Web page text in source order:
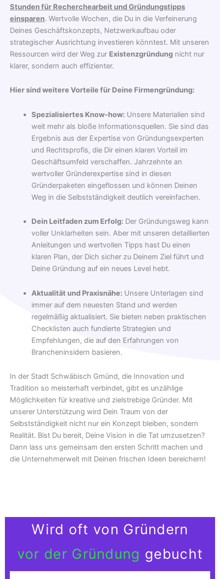
Stunden für Recherchearbeit und Gründungstipps
einsparen. Wertvolle Wochen, die Du in die Verfeinerung
Deines Geschäftskonzepts, Netzwerkaufbau oder
strategischer Ausrichtung investieren könntest. Mit unseren
Ressourcen wird der Weg zur Existenzgründung nicht nur
klarer, sondern auch effizienter.
Hier sind weitere Vorteile für Deine Firmengründung:
Spezialisiertes Know-how:Unsere Materialien sind
weit mehr als bloße Informationsquellen. Sie sind das
Ergebnis aus der Expertise von Gründungsexperten
und Rechtsprofis, die Dir einen klaren Vorteil im
Geschäftsumfeld verschaffen. Jahrzehnte an
wertvoller Gründerexpertise sind in diesen
Gründerpaketen eingeflossen und können Deinen
Weg in die Selbstständigkeit deutlich vereinfachen.
Dein Leitfaden zum Erfolg:Der Gründungsweg kann
voller Unklarheiten sein. Aber mit unseren detaillierten
Anleitungen und wertvollen Tipps hast Du einen
klaren Plan, der Dich sicher zu Deinem Ziel führt und
Deine Gründung auf ein neues Level hebt.
Aktualität und Praxisnähe:Unsere Unterlagen sind
immer auf dem neuesten Stand und werden
regelmäßig aktualisiert. Sie bieten neben praktischen
Checklisten auch fundierte Strategien und
Empfehlungen, die auf den Erfahrungen von
Brancheninsidern basieren.
In der Stadt Schwäbisch Gmünd, die Innovation und
Tradition so meisterhaft verbindet, gibt es unzählige
Möglichkeiten für kreative und zielstrebige Gründer. Mit
unserer Unterstützung wird Dein Traum von der
Selbstständigkeit nicht nur ein Konzept bleiben, sondern
Realität. Bist Du bereit, Deine Vision in die Tat umzusetzen?
Dann lass uns gemeinsam den ersten Schritt machen und
die Unternehmerwelt mit Deinen frischen Ideen bereichern!
Wird oft von Gründern
vor der Gründung gebucht